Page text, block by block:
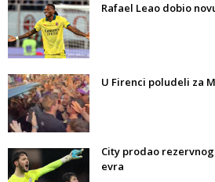
Rafael Leao dobio
U Firenci poludeli za
City prodao
evra